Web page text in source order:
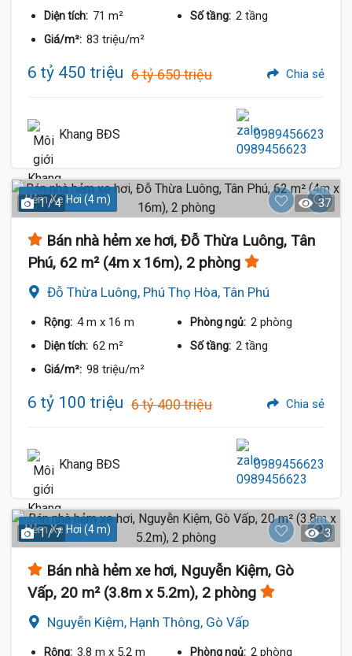
Diện tích: 71 m² Số tầng: 2 tầng
Giá/m²: 83 triệu/m²
6 tỷ 450 triệu 6 tỷ 650 triệu Chia sẻ
Khang BĐS 0989456623
Hẻm Xe Hơi (4 m)
1 / 4 37
Bán nhà hẻm xe hơi, Đỗ Thừa Luông, Tân
Phú, 62 m² (4m x 16m), 2 phòng
Đỗ Thừa Luông, Phú Thọ Hòa, Tân Phú
Rộng: 4 m x 16 m Phòng ngủ: 2 phòng
Diện tích: 62 m² Số tầng: 2 tầng
Giá/m²: 98 triệu/m²
6 tỷ 100 triệu 6 tỷ 400 triệu Chia sẻ
Khang BĐS 0989456623
Hẻm Xe Hơi (4 m)
1 / 7 3
Bán nhà hẻm xe hơi, Nguyễn Kiệm, Gò
Vấp, 20 m² (3.8m x 5.2m), 2 phòng
Nguyễn Kiệm, Hạnh Thông, Gò Vấp
Rộng: 3.8 m x 5.2 m Phòng ngủ: 2 phòng